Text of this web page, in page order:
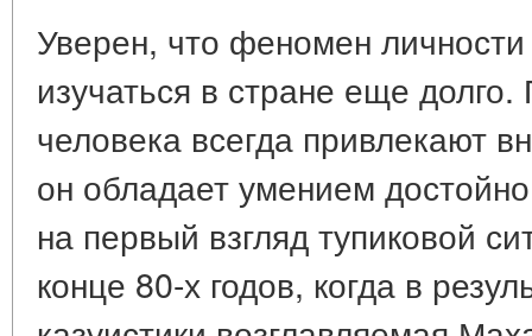
Уверен, что феномен
изучаться в стране еще
человека всегда привлекают
он обладает умением
на первый взгляд тупиковой
конце 80-х годов, когда в